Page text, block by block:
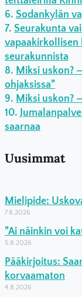
Sodankylän
Seurakunta
vapaakirkollisen
seurakunnista
Miksi uskon?
ohjaksissa”
Miksi uskon?
saarnaa
Uusimmat
Mielipide:
7.8.2026
”Ai näinkin voi
5.8.2026
Pääkirjoitus:
korvaamaton
4.8.2026